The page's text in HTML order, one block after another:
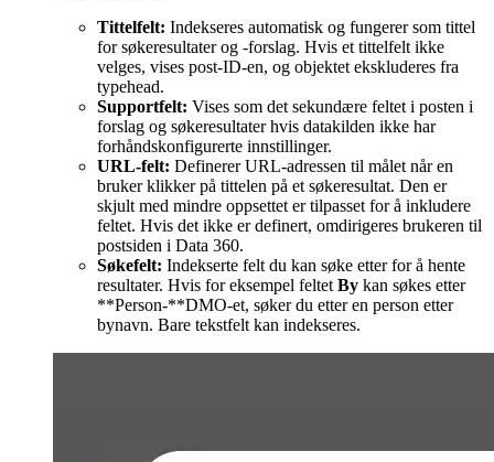
Tittelfelt: Indekseres automatisk og fungerer som tittel
for søkeresultater og -forslag. Hvis et tittelfelt ikke
velges, vises post-ID-en, og objektet ekskluderes fra
typehead.
Supportfelt: Vises som det sekundære feltet i posten i
forslag og søkeresultater hvis datakilden ikke har
forhåndskonfigurerte innstillinger.
URL-felt: Definerer URL-adressen til målet når en
bruker klikker på tittelen på et søkeresultat. Den er
skjult med mindre oppsettet er tilpasset for å inkludere
feltet. Hvis det ikke er definert, omdirigeres brukeren til
postsiden i Data 360.
Søkefelt: Indekserte felt du kan søke etter for å hente
resultater. Hvis for eksempel feltet By kan søkes etter
**Person-**DMO-et, søker du etter en person etter
bynavn. Bare tekstfelt kan indekseres.